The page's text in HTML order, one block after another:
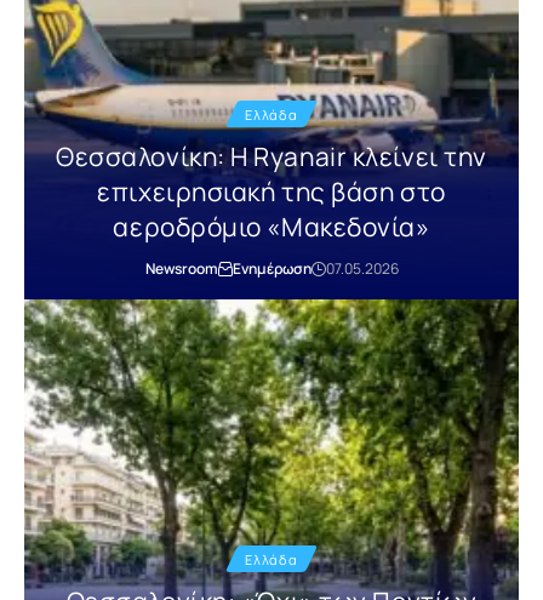
Ελλάδα
Θεσσαλονίκη: Η Ryanair κλείνει την
επιχειρησιακή της βάση στο
αεροδρόμιο «Μακεδονία»
Newsroom Ενημέρωση 07.05.2026
Ελλάδα